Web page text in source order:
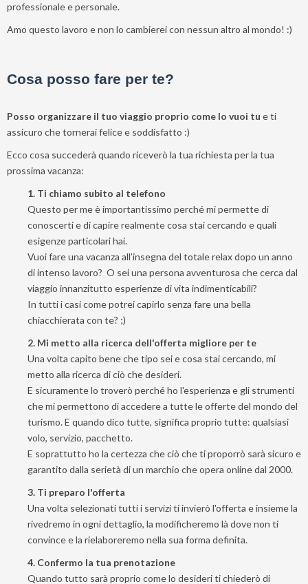
professionale e personale.
Amo questo lavoro e non lo cambierei con nessun altro al mondo! :)
Cosa posso fare per te?
Posso organizzare il tuo viaggio proprio come lo vuoi tu e ti
assicuro che tornerai felice e soddisfatto :)
Ecco cosa succederà quando riceverò la tua richiesta per la tua
prossima vacanza:
1. Ti chiamo subito al telefono
Questo per me è importantissimo perché mi permette di
conoscerti e di capire realmente cosa stai cercando e quali
esigenze particolari hai.
Vuoi fare una vacanza all’insegna del totale relax dopo un anno
di intenso lavoro? O sei una persona avventurosa che cerca dal
viaggio innanzitutto esperienze di vita indimenticabili?
In tutti i casi come potrei capirlo senza fare una bella
chiacchierata con te? ;)
2. Mi metto alla ricerca dell'offerta migliore per te
Una volta capito bene che tipo sei e cosa stai cercando, mi
metto alla ricerca di ciò che desideri.
E sicuramente lo troverò perché ho l'esperienza e gli strumenti
che mi permettono di accedere a tutte le offerte del mondo del
turismo. E quando dico tutte, significa proprio tutte: qualsiasi
volo, servizio, pacchetto.
E soprattutto ho la certezza che ciò che ti proporrò sarà sicuro e
garantito dalla serietà di un marchio che opera online dal 2000.
3. Ti preparo l'offerta
Una volta selezionati tutti i servizi ti invierò l'offerta e insieme la
rivedremo in ogni dettaglio, la modificheremo là dove non ti
convince e la rielaboreremo nella sua forma definita.
4. Confermo la tua prenotazione
Quando tutto sarà proprio come lo desideri ti chiederò di